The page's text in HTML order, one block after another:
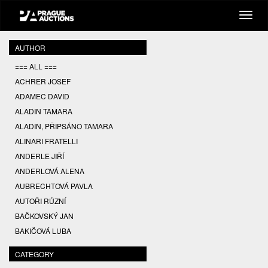
AUTHOR
=== ALL ===
ACHRER JOSEF
ADAMEC DAVID
ALADIN TAMARA
ALADIN, PŘIPSÁNO TAMARA
ALINARI FRATELLI
ANDERLE JIŘÍ
ANDERLOVÁ ALENA
AUBRECHTOVÁ PAVLA
AUTOŘI RŮZNÍ
BAČKOVSKÝ JAN
BAKIČOVÁ LUBA
BALCAR JIŘÍ
BALCAR KAREL
CATEGORY